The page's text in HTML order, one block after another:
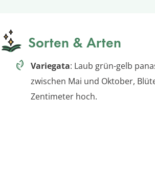
Sorten & Arten
Variegata: Laub grün-gelb
zwischen Mai und Oktober,
Zentimeter hoch.